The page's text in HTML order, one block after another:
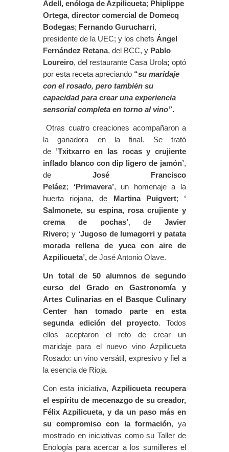
Adell, enóloga de Azpilicueta; Phiplippe
Ortega, director comercial de Domecq
Bodegas; Fernando Gurucharri,
presidente de la UEC; y los chefs Ángel
Fernández Retana, del BCC, y Pablo
Loureiro, del restaurante Casa Urola; optó
por esta receta apreciando “su maridaje
con el rosado, pero también su
capacidad para crear una experiencia
sensorial completa en torno al vino”.
Otras cuatro creaciones acompañaron a
la ganadora en la final. Se trató
de ’Txitxarro en las rocas y crujiente
inflado blanco con dip ligero de jamón’,
de José Francisco
Peláez; ‘Primavera’,
un homenaje a la
huerta riojana, de Martina Puigvert; ‘
Salmonete, su espina, rosa crujiente y
crema de pochas’, de Javier
Rivero; y‘Jugoso de lumagorri y patata
morada rellena de yuca con aire de
Azpilicueta’, de José Antonio Olave.
Un total de 50 alumnos de segundo
curso del Grado en Gastronomía y
Artes Culinarias en el Basque Culinary
Center han tomado parte en esta
segunda edición del proyecto. Todos
ellos aceptaron el reto de crear un
maridaje para el nuevo vino Azpilicueta
Rosado: un vino versátil, expresivo y fiel a
la esencia de Rioja.
Con esta iniciativa, Azpilicueta recupera
el espíritu de mecenazgo de su creador,
Félix Azpilicueta, y da un paso más en
su compromiso con la formación, ya
mostrado en iniciativas como su Taller de
Enología para acercar a los sumilleres el